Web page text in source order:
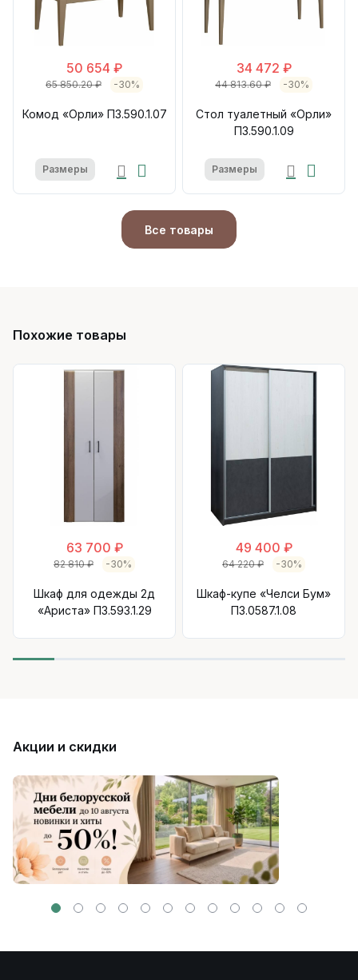
50 654 ₽
65 850.20 ₽ -30%
Комод «Орли» П3.590.1.07
Размеры
34 472 ₽
44 813.60 ₽ -30%
Стол туалетный «Орли»
П3.590.1.09
Размеры
Все товары
Похожие товары
63 700 ₽
82 810 ₽ -30%
Шкаф для одежды 2д
«Ариста» П3.593.1.29
49 400 ₽
64 220 ₽ -30%
Шкаф-купе «Челси Бум»
П3.0587.1.08
Акции и скидки